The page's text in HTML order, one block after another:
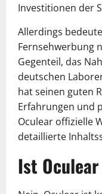
Investitionen der
Allerdings
Fernsehwerbung
Gegenteil, das
deutschen
hat seinen guten
Erfahrungen und
Oculear offizielle
detaillierte
Ist